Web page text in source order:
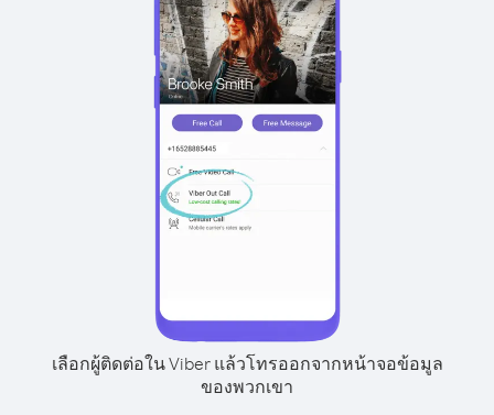
เลือกผู้ติดต่อใน Viber แล้วโทรออกจากหน้าจอข้อมูล
ของพวกเขา